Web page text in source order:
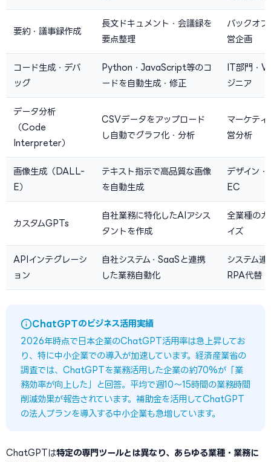
要約・議事録作成
長文ドキュメント・会議録を
要点整理
バックオフ
営企画
コード生成・デバ
ッグ
Python・JavaScript等のコ
ードを自動生成・修正
IT部門・
ジニア
データ分析
（Code
Interpreter）
CSVデータをアップロード
し自動でグラフ化・分析
マーケティ
営分析
画像生成（DALL-
E）
テキスト指示で高品質な画像
を自動生成
デザイン・
EC
カスタムGPTs
自社業務に特化したAIアシス
タントを作成
全業種のカ
イズ
APIインテグレーシ
ョン
自社システム・SaaSと連携
した業務自動化
システム連
RPA代替
ChatGPTのビジネス活用実績
2026年時点で日本企業のChatGPT活用率は急上昇してお
り、特に中小企業での導入が加速しています。経済産業省の
調査では、ChatGPTを業務活用した企業の約70%が「業
務効率が向上した」と回答。平均で週10〜15時間の業務時間
削減効果が報告されています。補助金を活用してChatGPT
の法人プランを導入する中小企業も急増しています。
ChatGPTは特定の専門ツールとは異なり、あらゆる業種・業務に